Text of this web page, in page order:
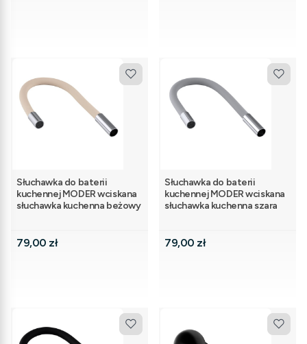
Słuchawka do baterii
kuchennej MODER wciskana
słuchawka kuchenna beżowy
Cena
79,00 zł
Słuchawka do baterii
kuchennej MODER wciskana
słuchawka kuchenna szara
Cena
79,00 zł